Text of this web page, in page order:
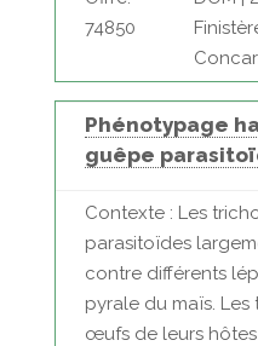
74850
Phénotypage
guêpe
Contexte : Les
parasitoïdes
contre différents
pyrale du maïs.
œufs de leurs hôtes